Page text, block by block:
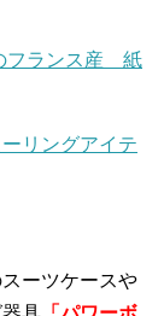
フランス産 紙
リングアイテ
ーツケースや